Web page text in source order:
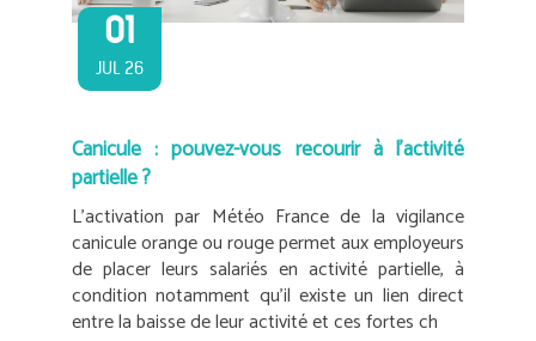
01
JUL 26
Canicule : pouvez-vous recourir à l’activité
partielle ?
L’activation par Météo France de la vigilance
canicule orange ou rouge permet aux employeurs
de placer leurs salariés en activité partielle, à
condition notamment qu’il existe un lien direct
entre la baisse de leur activité et ces fortes ch